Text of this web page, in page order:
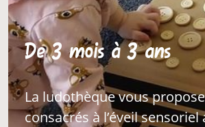
De 3 mois à 3 ans
La ludothèque vous
consacrés à l’éveil sensoriel